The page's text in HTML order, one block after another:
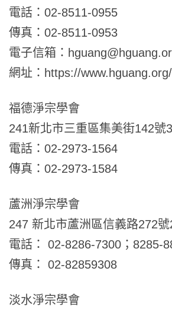
電話：02-8511-0955
傳真：02-8511-0953
電子信箱：
網址：https://www.hguang.org/
福德淨宗學會
241新北市三重區集美街142號
電話：02-2973-1564
傳真：02-2973-1584
蘆洲淨宗學會
247 新北市蘆洲區信義路272
電話： 02-8286-7300；8285-
傳真： 02-82859308
淡水淨宗學會